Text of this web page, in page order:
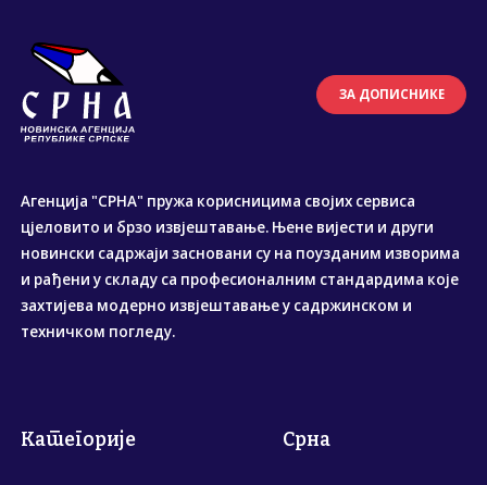
ЗА ДОПИСНИКЕ
Агенција "СРНА" пружа корисницима својих сервиса
цјеловито и брзо извјештавање. Њене вијести и други
новински садржаји засновани су на поузданим изворима
и рађени у складу са професионалним стандардима које
захтијева модерно извјештавање у садржинском и
техничком погледу.
Категорије Срна